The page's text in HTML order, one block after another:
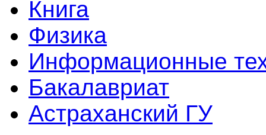
Книга
Физика
Информационные
Бакалавриат
Астраханский ГУ